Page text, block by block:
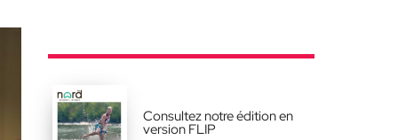
Consultez notre édition en
version FLIP